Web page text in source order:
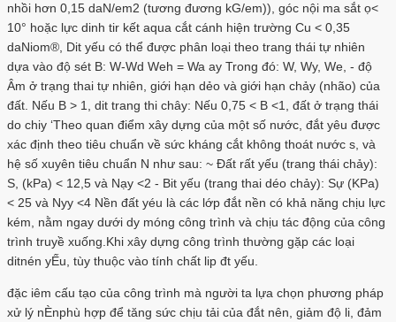
nhồi hơn 0,15 daN/em2 (tương đương kG/em)), góc nội ma sắt ọ<
10° hoặc lực dinh tir kết aqua cắt cánh hiện trường Cu < 0,35
daNiom®, Dit yếu có thể được phân loại theo trang thái tự nhiên
dựa vào độ sét B: W-Wd Weh = Wa ay Trong đó: W, Wy, We, - độ
Âm ở trạng thai tự nhiên, giới hạn dẻo và giới hạn chảy (nhão) của
đất. Nếu B > 1, dit trang thi chây: Nếu 0,75 < B <1, đất ở trạng thái
do chiy ‘Theo quan điểm xây dựng của một số nước, đắt yêu được
xác định theo tiêu chuẩn về sức kháng cắt không thoát nước s, và
hệ số xuyên tiêu chuẩn N như sau: ~ Đất rất yếu (trang thái chảy):
S, (kPa) < 12,5 và Nạy <2 - Bit yếu (trang thai déo chảy): Sự (KPa)
< 25 và Nyy <4 Nền đất yéu là các lớp đắt nền có khả năng chịu lực
kém, nằm ngay dưới dy móng công trình và chịu tác động của công
trình truyề xuống.Khi xây dựng công trình thường gặp các loại
ditnén yẾu, tùy thuộc vào tính chất lip đt yếu.
đặc iêm cấu tạo của công trình mà người ta lựa chọn phương pháp
xử lý nÈnphù hợp để tăng sức chịu tải của đắt nên, giảm độ li, đảm